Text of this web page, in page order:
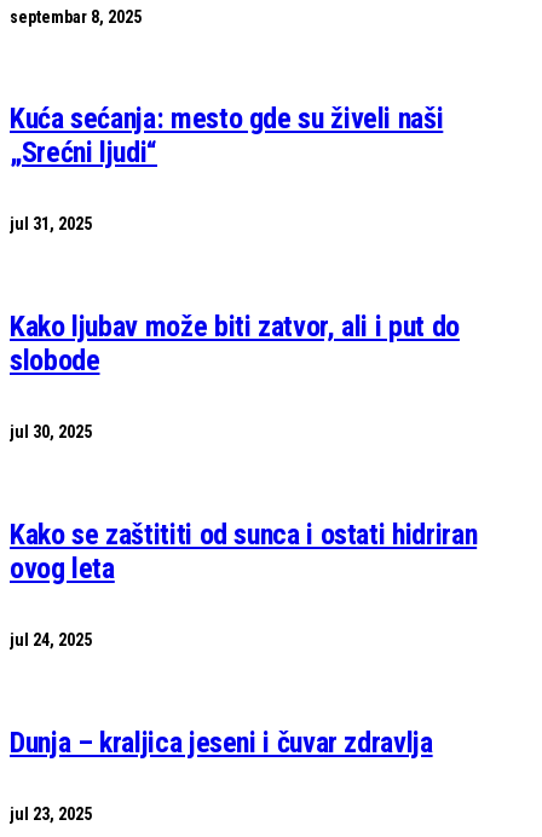
septembar 8, 2025
Kuća sećanja: mesto gde su živeli naši
„Srećni ljudi“
jul 31, 2025
Kako ljubav može biti zatvor, ali i put do
slobode
jul 30, 2025
Kako se zaštititi od sunca i ostati hidriran
ovog leta
jul 24, 2025
Dunja – kraljica jeseni i čuvar zdravlja
jul 23, 2025